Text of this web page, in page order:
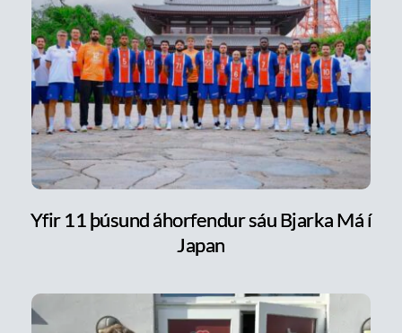
Yfir 11 þúsund áhorfendur sáu Bjarka Má í
Japan